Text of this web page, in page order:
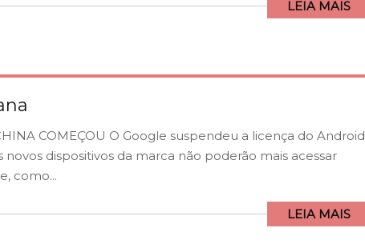
LEIA MAIS
COMEÇOU O Google suspendeu a licença do Android
novos dispositivos da marca não poderão mais acessar
como...
LEIA MAIS